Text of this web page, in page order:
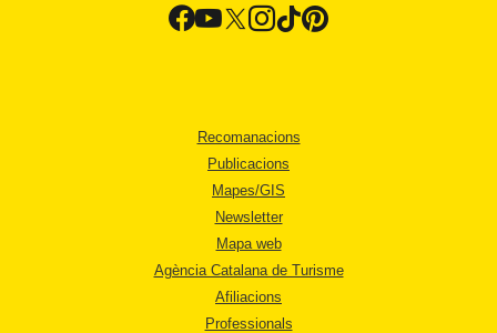
Recomanacions
Publicacions
Mapes/GIS
Newsletter
Mapa web
Agència Catalana de Turisme
Afiliacions
Professionals